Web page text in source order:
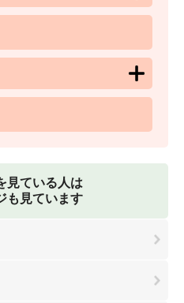
見ている人は
も見ています